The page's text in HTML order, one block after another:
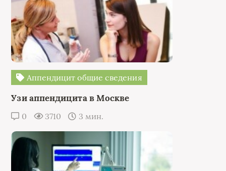
Аппендицит общие сведения
Узи аппендицита в Москве
0 3710 3 мин.